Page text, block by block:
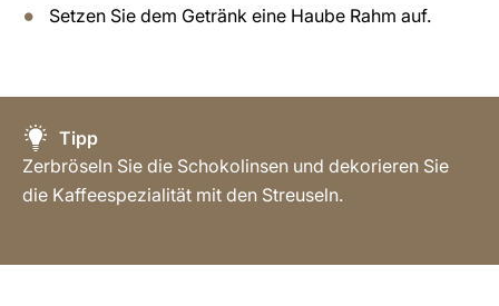
Setzen Sie dem Getränk eine Haube Rahm auf.
Tipp
Zerbröseln Sie die Schokolinsen und dekorieren Sie
die Kaffeespezialität mit den Streuseln.